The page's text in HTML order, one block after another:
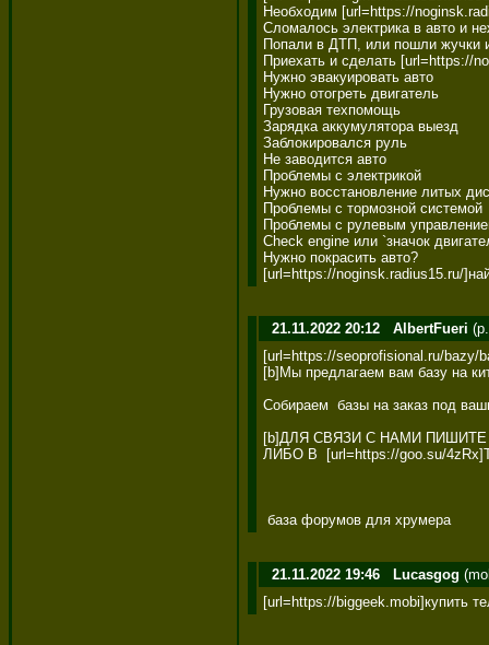
Необходим [url=https://
Сломалось электрика в авто и
Попали в ДТП, или пошли жучки
Приехать и сделать [url=https://
Нужно эвакуировать авто
Нужно отогреть двигатель
Грузовая техпомощь
Зарядка аккумулятора выезд
Заблокировался руль
Не заводится авто
Проблемы с электрикой
Нужно восстановление литых
Проблемы с тормозной системой
Проблемы с рулевым
Check engine или `значок
Нужно покрасить авто?
[url=https://noginsk.radius15.ru/
21.11.2022 20:12 AlbertFueri
[url=https://seoprofisional.ru/bazy/
[b]Мы предлагаем вам базу на
Собираем  базы на заказ под
[b]ДЛЯ СВЯЗИ С НАМИ ПИШИТЕ В
ЛИБО В  [url=https://goo.su/
база форумов для хрумера
21.11.2022 19:46 Lucasgog
[url=https://biggeek.mobi]купить